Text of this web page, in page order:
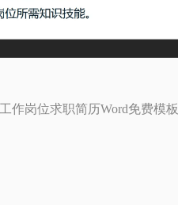
作岗位求职简历Word免费模板